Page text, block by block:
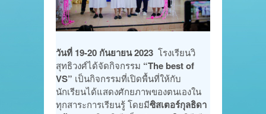
วันที่ 19-20 กันยายน 2023 โรงเรียนวิ
สุทธิวงศ์ได้จัดกิจกรรม “The best of
VS” เป็นกิจกรรมที่เปิดพื้นที่ให้กับ
นักเรียนได้แสดงศักยภาพของตนเองใน
ทุกสาระการเรียนรู้ โดยมีซิสเตอร์กุลธิดา